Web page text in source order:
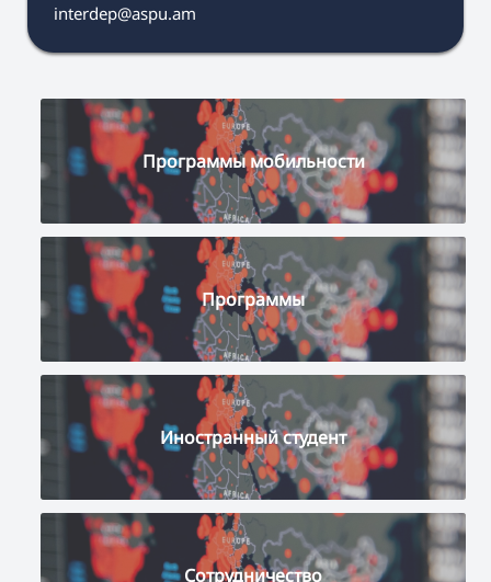
interdep@aspu.am
Программы мобильности
Программы
Иностранный студент
Сотрудничество